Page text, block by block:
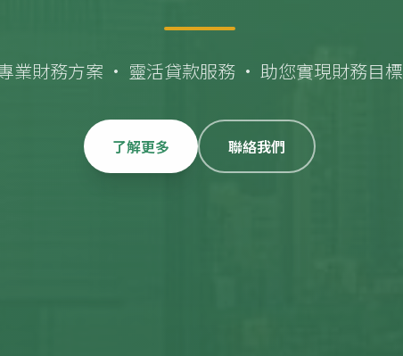
業財務方案 · 靈活貸款服務 · 助您實現財務目標
了解更多 聯絡我們